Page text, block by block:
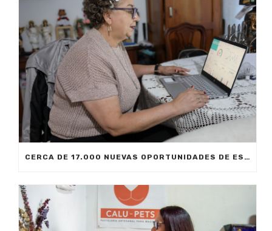
CERCA DE 17.000 NUEVAS OPORTUNIDADES DE ESTUDIO SIN COSTO PARA MEDELLÍN